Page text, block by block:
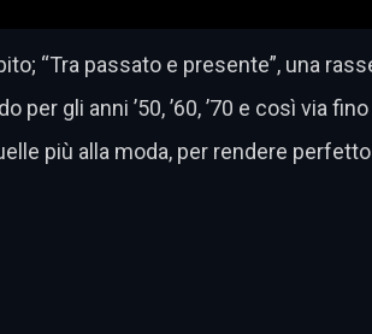
“Tra passato e presente”, una
per gli anni ’50, ’60, ’70 e così via
più alla moda, per rendere